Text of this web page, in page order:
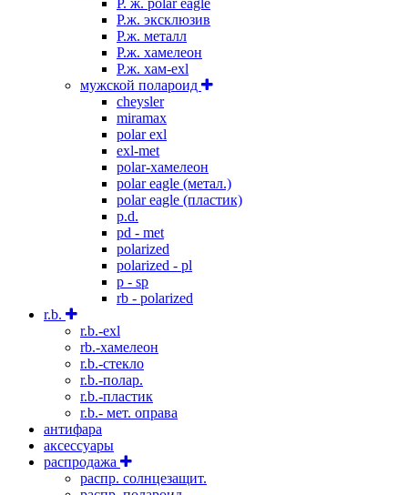
P.ж. эксклюзив
Р.ж. металл
P.ж. хамелеон
Р.ж. хам-exl
мужской полароид
cheysler
miramax
polar exl
exl-met
polar-хамелеон
polar eagle (метал.)
polar eagle (пластик)
p.d.
pd - met
polarized
polarized - pl
p - sp
rb - polarized
r.b.
r.b.-exl
rb.-хамелеон
r.b.-стекло
r.b.-полар.
r.b.-пластик
r.b.- мет. оправа
антифара
аксессуары
распродажа
распр. солнцезащит.